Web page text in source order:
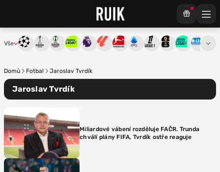
Vše Liga mistrůEvropská liga
Konferenční liga
Chance ligaPremier League
La LigaBundesliga
Serie ALigue 1Mistrovství světa
Chance3. ČFL
Domů Fotbal Jaroslav Tvrdík
Jaroslav Tvrdík
Miliardové vábení rozděluje FAČR. Trunda
chválí plány FIFA, Tvrdík ostře reaguje